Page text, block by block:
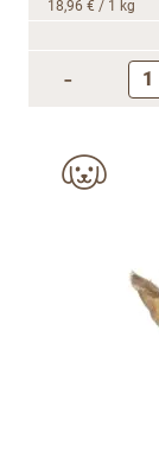
18,96 € / 1 kg
-